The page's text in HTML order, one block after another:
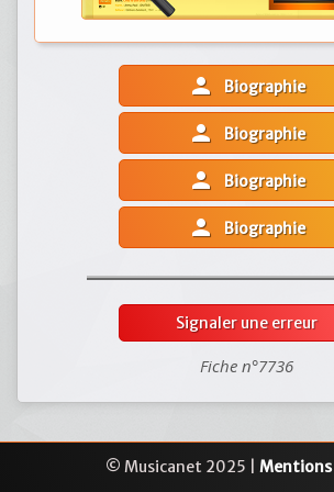
person Biographie
person Biographie
person Biographie
person Biographie
Signaler une erreur
Fiche n°7736
© Musicanet 2025 | Mentions